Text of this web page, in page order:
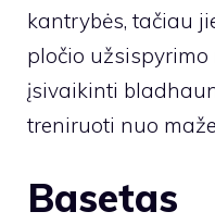
kantrybės, tačiau
pločio užsispyrimo
įsivaikinti
treniruoti nuo
Basetas